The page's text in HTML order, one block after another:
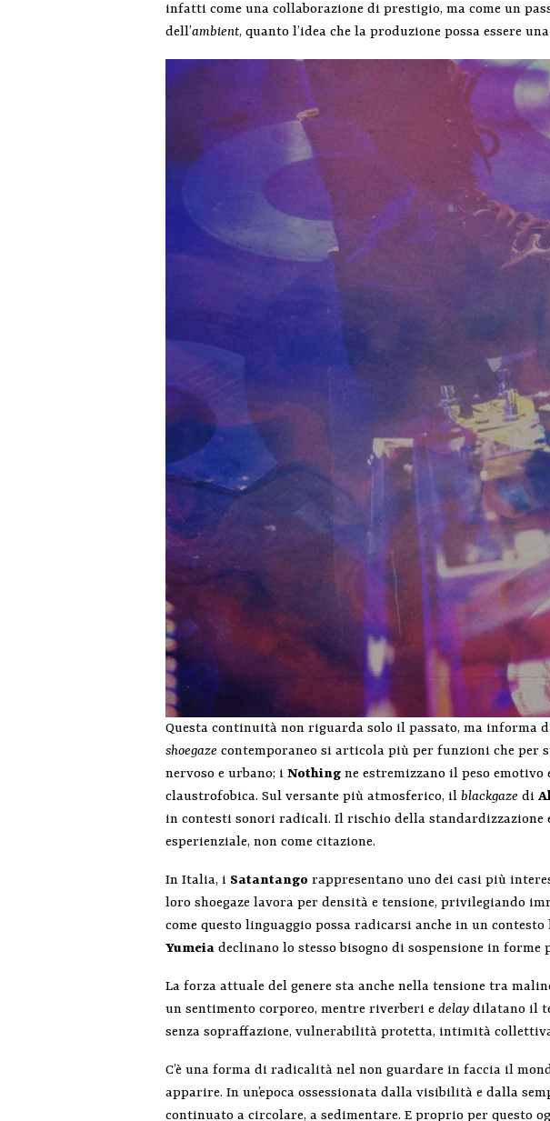
infatti come una collaborazione di prestigio, ma come un
dell’ambient, quanto l’idea che la produzione possa essere
Questa continuità non riguarda solo il passato, ma informa
shoegaze contemporaneo si articola più per funzioni che per
nervoso e urbano; iNothing ne estremizzano il peso
claustrofobica. Sul versante più atmosferico, ilblackgaze di
in contesti sonori radicali. Il rischio della standardizzazione
esperienziale, non come citazione.
In Italia, i Satantango rappresentano uno dei casi più
loro shoegaze lavora per densità e tensione, privilegiando
come questo linguaggio possa radicarsi anche in un
Yumeia declinano lo stesso bisogno di sospensione in forme
La forza attuale del genere sta anche nella tensione tra
un sentimento corporeo, mentre riverberi edelay dilatano il
senza sopraffazione, vulnerabilità protetta, intimità
C’è una forma di radicalità nel non guardare in faccia il
apparire. In un’epoca ossessionata dalla visibilità e dalla
continuato a circolare, a sedimentare. E proprio per questo